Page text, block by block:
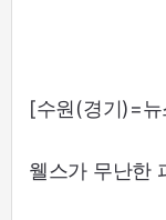
[수원(경기)=
웰스가 무난한